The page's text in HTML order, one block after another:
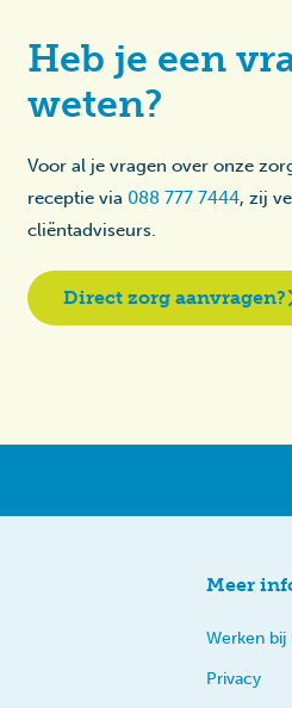
Heb je een
weten?
Voor al je vragen over onze
receptie via 088 777 7444, zij
cliëntadviseurs.
Direct zorg aanvragen?
Meer
Werken bij
Privacy